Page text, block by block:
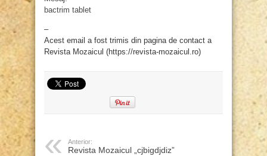
bactrim tablet
–
Acest email a fost trimis din pagina de contact a
Revista Mozaicul (https://revista-mozaicul.ro)
Anterior:
Revista Mozaicul „cjbigdjdiz”